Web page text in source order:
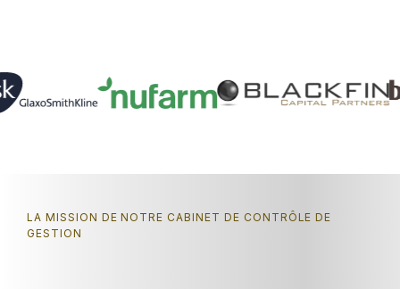
LA MISSION DE NOTRE CABINET DE CONTRÔLE DE
GESTION